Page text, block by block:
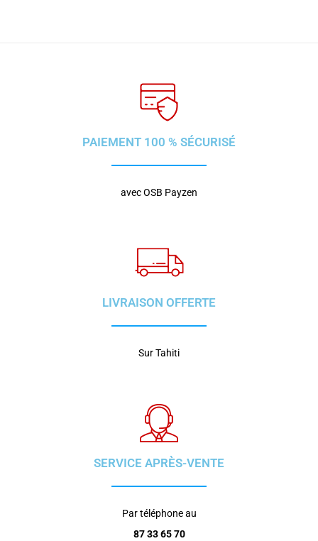
PAIEMENT 100 % SÉCURISÉ
avec OSB Payzen
LIVRAISON OFFERTE
Sur Tahiti
SERVICE APRÈS-VENTE
Par téléphone au
87 33 65 70